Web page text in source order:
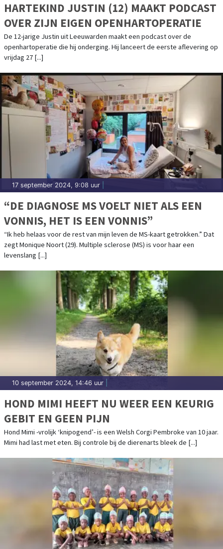
HARTEKIND JUSTIN (12) MAAKT PODCAST
OVER ZIJN EIGEN OPENHARTOPERATIE
De 12-jarige Justin uit Leeuwarden maakt een podcast over de
openhartoperatie die hij onderging. Hij lanceert de eerste aflevering op
vrijdag 27 [...]
17 september 2024, 9:08 uur
“DE DIAGNOSE MS VOELT NIET ALS EEN
VONNIS, HET IS EEN VONNIS”
“Ik heb helaas voor de rest van mijn leven de MS-kaart getrokken.” Dat
zegt Monique Noort (29). Multiple sclerose (MS) is voor haar een
levenslang [...]
10 september 2024, 14:46 uur
HOND MIMI HEEFT NU WEER EEN KEURIG
GEBIT EN GEEN PIJN
Hond Mimi -vrolijk ‘knipogend’- is een Welsh Corgi Pembroke van 10 jaar.
Mimi had last met eten. Bij controle bij de dierenarts bleek de [...]